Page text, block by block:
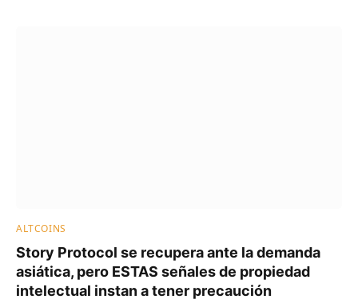
ALTCOINS
Story Protocol se recupera ante la demanda
asiática, pero ESTAS señales de propiedad
intelectual instan a tener precaución